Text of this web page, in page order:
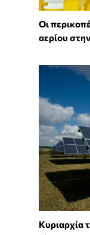
Οι
αερίου
Κυριαρχία